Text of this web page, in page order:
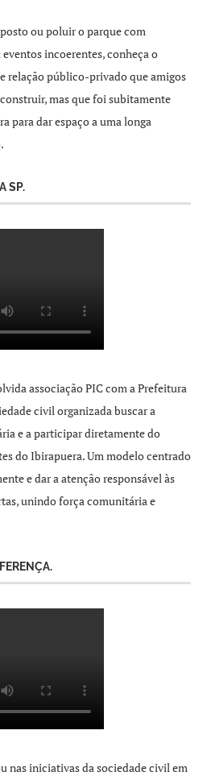
ou poluir o parque com
incoerentes, conheça o
relação público-privado que amigos
mas que foi subitamente
para dar espaço a uma longa
SP.
associação PIC com a Prefeitura
civil organizada buscar a
e a participar diretamente do
do Ibirapuera. Um modelo centrado
e dar a atenção responsável às
unindo força comunitária e
nas iniciativas da sociedade civil em